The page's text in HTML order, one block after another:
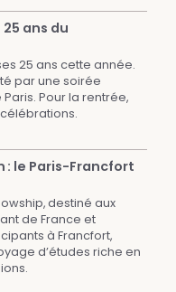
ans du
25 ans cette année.
par une soirée
Pour la rentrée,
: le Paris-Francfort
destiné aux
de France et
à Francfort,
d’études riche en